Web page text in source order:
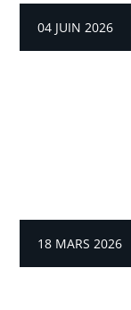
04 JUIN 2026
18 MARS 2026